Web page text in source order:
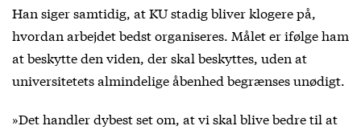
Han siger samtidig, at KU stadig bliver klogere på,
hvordan arbejdet bedst organiseres. Målet er ifølge ham
at beskytte den viden, der skal beskyttes, uden at
universitetets almindelige åbenhed begrænses unødigt.
»Det handler dybest set om, at vi skal blive bedre til at